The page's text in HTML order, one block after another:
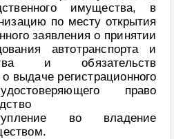
имущества, в
по месту открытия
заявления о принятии
автотранспорта и
и обязательств
выдаче регистрационного
право
во владение